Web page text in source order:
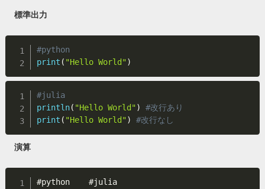
標準出力
#python
print ( "Hello World")
#julia
println( "Hello World")
#改行あり
print ( "Hello World") #改行なし
演算
#python    #julia